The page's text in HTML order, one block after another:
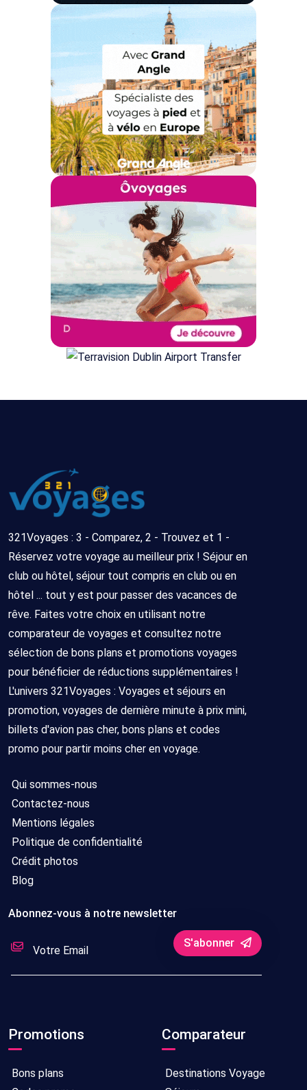
321Voyages : 3 - Comparez, 2 - Trouvez et 1 -
Réservez votre voyage au meilleur prix ! Séjour en
club ou hôtel, séjour tout compris en club ou en
hôtel ... tout y est pour passer des vacances de
rêve. Faites votre choix en utilisant notre
comparateur de voyages et consultez notre
sélection de bons plans et promotions voyages
pour bénéficier de réductions supplémentaires !
L'univers 321Voyages : Voyages et séjours en
promotion, voyages de dernière minute à prix mini,
billets d'avion pas cher, bons plans et codes
promo pour partir moins cher en voyage.
Qui sommes-nous
Contactez-nous
Mentions légales
Politique de confidentialité
Crédit photos
Blog
Abonnez-vous à notre newsletter
S'abonner
Promotions
Bons plans
Comparateur
Destinations Voyage